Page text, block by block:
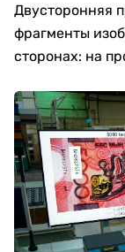
Двусторонняя
фрагменты
сторонах: на